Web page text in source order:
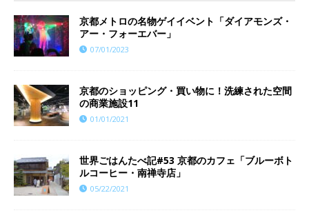
京都メトロの名物ゲイイベント「ダイアモンズ・
アー・フォーエバー」
07/01/2023
京都のショッピング・買い物に！洗練された空間
の商業施設11
01/01/2021
世界ごはんたべ記#53 京都のカフェ「ブルーボト
ルコーヒー・南禅寺店」
05/22/2021